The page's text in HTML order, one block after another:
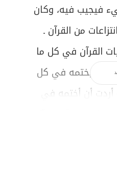
فيجيب فيه، وكان
من القرآن ـ
القرآن في كل ما
يختمه في كل
أردت أن أختمه في